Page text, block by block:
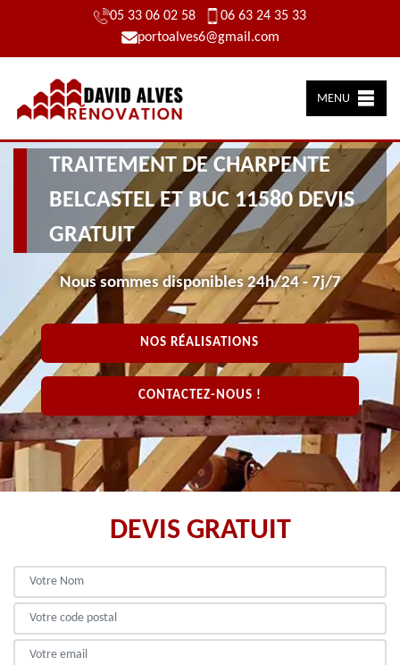
05 33 06 02 58
06 63 24 35 33
portoalves6@gmail.com
MENU
TRAITEMENT DE CHARPENTE
BELCASTEL ET BUC 11580 DEVIS
GRATUIT
Nous sommes disponibles 24h/24 - 7j/7
NOS RÉALISATIONS
CONTACTEZ-NOUS !
DEVIS GRATUIT